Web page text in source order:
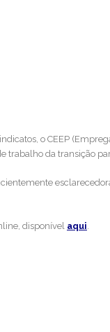
o CEEP
trabalho da transição
disponível aqui.